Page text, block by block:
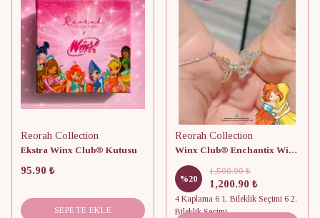
Reorah Collection
Ekstra Winx Club® Kutusu
95.90 ₺
SEPETE EKLE
Reorah Collection
Winx Club® Enchantix Wings Mıknatıslı Arkadaşlık Bilekliği
%20
1,500.90 ₺
1,200.90 ₺
4 Kaplama 6 1. Bileklik Seçimi 6 2.
Bileklik Seçimi